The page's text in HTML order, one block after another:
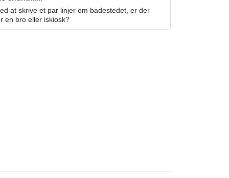
at skrive et par linjer om badestedet, er der
en bro eller iskiosk?